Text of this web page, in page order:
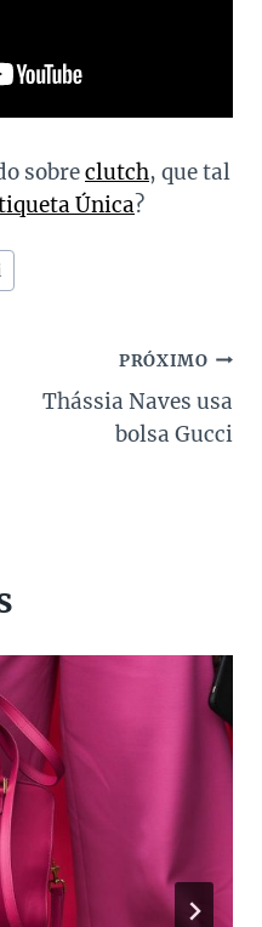
sobreclutch, que tal
Única?
PRÓXIMO
Thássia Naves usa
bolsa Gucci